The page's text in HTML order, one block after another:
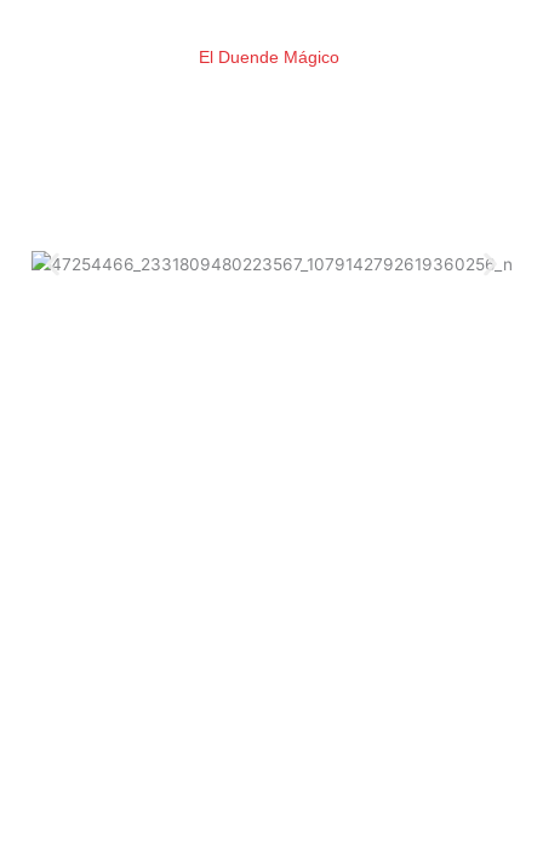
El Duende Mágico